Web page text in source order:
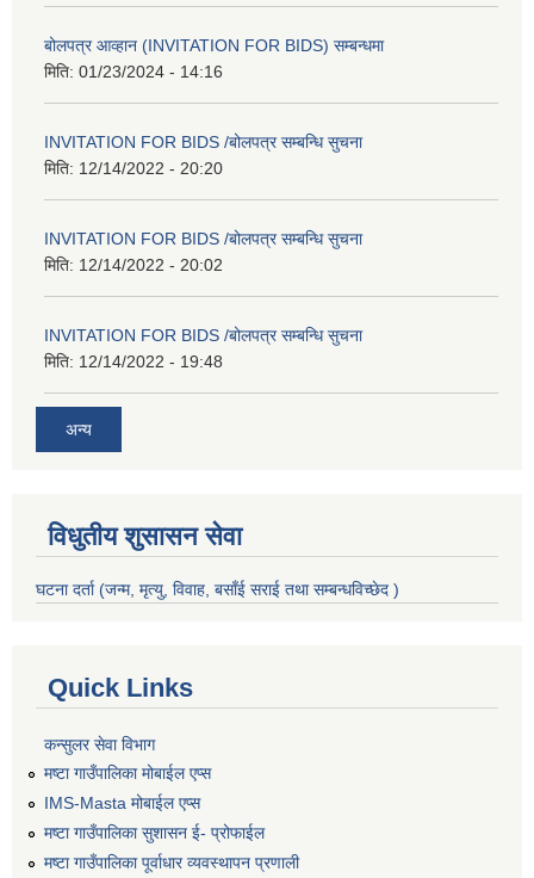
बोलपत्र आव्हान (INVITATION FOR BIDS) सम्बन्धमा
मिति: 01/23/2024 - 14:16
INVITATION FOR BIDS /बोलपत्र सम्बन्धि सुचना
मिति: 12/14/2022 - 20:20
INVITATION FOR BIDS /बोलपत्र सम्बन्धि सुचना
मिति: 12/14/2022 - 20:02
INVITATION FOR BIDS /बोलपत्र सम्बन्धि सुचना
मिति: 12/14/2022 - 19:48
अन्य
विधुतीय शुसासन सेवा
घटना दर्ता (जन्म, मृत्यु, विवाह, बसाँई सराई तथा सम्बन्धविच्छेद )
Quick Links
कन्सुलर सेवा विभाग
मष्टा गाउँपालिका मोबाईल एप्स
IMS-Masta मोबाईल एप्स
मष्टा गाउँपालिका सुशासन ई- प्रोफाईल
मष्टा गाउँपालिका पूर्वाधार व्यवस्थापन प्रणाली